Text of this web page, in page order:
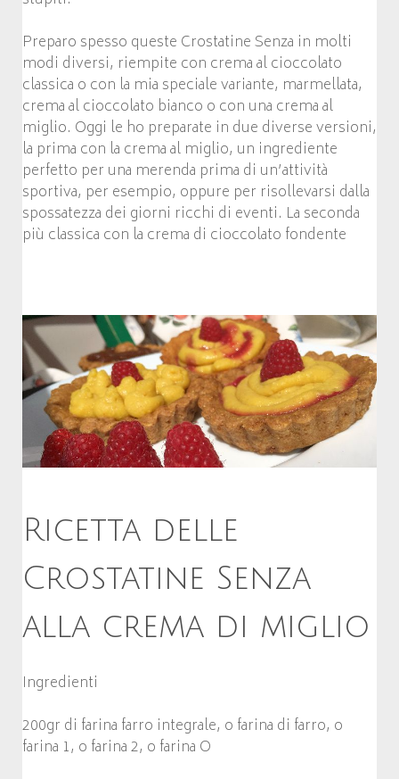
Preparo spesso queste Crostatine Senza in molti
modi diversi, riempite con crema al cioccolato
classica o con la mia speciale variante, marmellata,
crema al cioccolato bianco o con una crema al
miglio. Oggi le ho preparate in due diverse versioni,
la prima con la crema al miglio, un ingrediente
perfetto per una merenda prima di un’attività
sportiva, per esempio, oppure per risollevarsi dalla
spossatezza dei giorni ricchi di eventi. La seconda
più classica con la crema di cioccolato fondente
Ricetta delle
Crostatine Senza
alla crema di miglio
Ingredienti
200gr di farina farro integrale, o farina di farro, o
farina 1, o farina 2, o farina O